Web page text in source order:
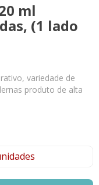
ml
(1 lado
variedade de
produto de alta